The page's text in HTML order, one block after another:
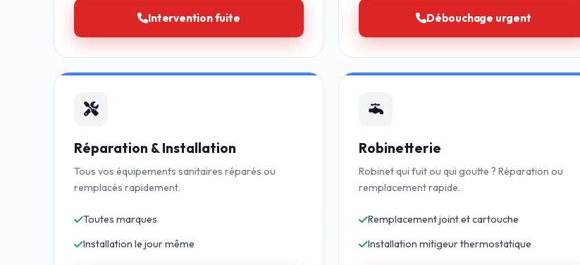
Intervention fuite Débouchage urgent
Réparation & Installation
Tous vos équipements sanitaires réparés ou
remplacés rapidement.
Toutes marques
Installation le jour même
Robinetterie
Robinet qui fuit ou qui goutte ? Réparation ou
remplacement rapide.
Remplacement joint et cartouche
Installation mitigeur thermostatique